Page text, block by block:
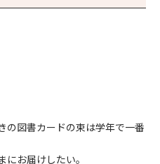
の図書カードの束は学年で一番
お届けしたい。